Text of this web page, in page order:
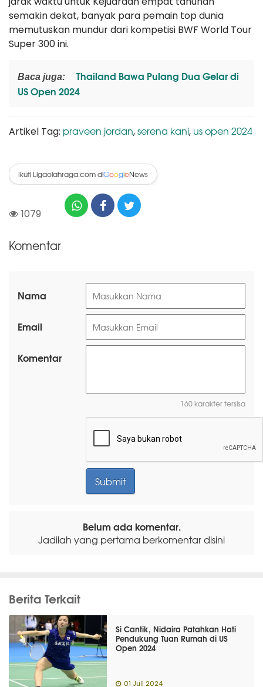
semakin dekat, banyak para pemain top dunia
memutuskan mundur dari kompetisi BWF World Tour
Super 300 ini.
Baca juga:
Thailand Bawa Pulang Dua Gelar di
US Open 2024
Artikel Tag: praveen jordan,serena kani, us open 2024
Ikuti Ligaolahraga.com diGoogleNews
1079
Komentar
Nama
Email
Komentar
160 karakter tersisa
Belum ada komentar.
Jadilah yang pertama berkomentar disini
Berita Terkait
Si Cantik, Nidaira Patahkan Hati
Pendukung Tuan Rumah di US
Open 2024
01 Juli 2024